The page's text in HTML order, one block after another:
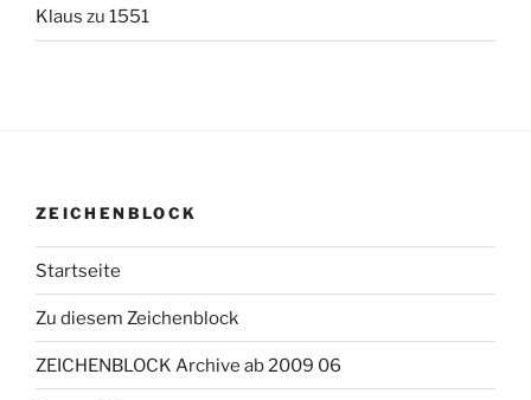
Klaus zu 1551
ZEICHENBLOCK
Startseite
Zu diesem Zeichenblock
ZEICHENBLOCK Archive ab 2009 06